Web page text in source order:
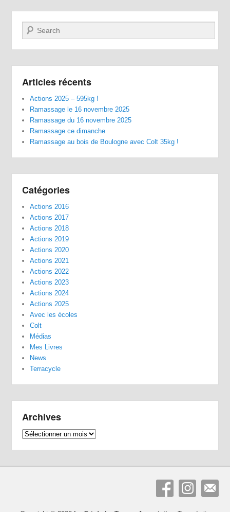
Recherche
Articles récents
Actions 2025 – 595kg !
Ramassage le 16 novembre 2025
Ramassage du 16 novembre 2025
Ramassage ce dimanche
Ramassage au bois de Boulogne avec Colt 35kg !
Catégories
Actions 2016
Actions 2017
Actions 2018
Actions 2019
Actions 2020
Actions 2021
Actions 2022
Actions 2023
Actions 2024
Actions 2025
Avec les écoles
Colt
Médias
Mes Livres
News
Terracycle
Archives
Archives